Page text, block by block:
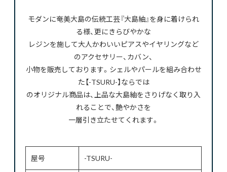
モダンに奄美大島の伝統工芸『大島紬』を身に着けられ
る様、更にきらびやかな
レジンを施して大人かわいいピアスやイヤリングなど
のアクセサリー、カバン、
小物を販売しております。シェルやパールを組み合わせ
た【-TSURU-】ならでは
のオリジナル商品は、上品な大島紬をさりげなく取り入
れることで、艶やかさを
一層引き立たせてくれます。
屋号 -TSURU-